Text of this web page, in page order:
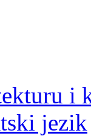
i
jezik